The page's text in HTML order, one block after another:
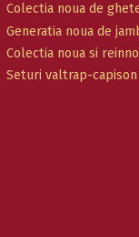
Colectia noua de
Generatia noua de
Colectia noua si
Seturi valtrap-capison